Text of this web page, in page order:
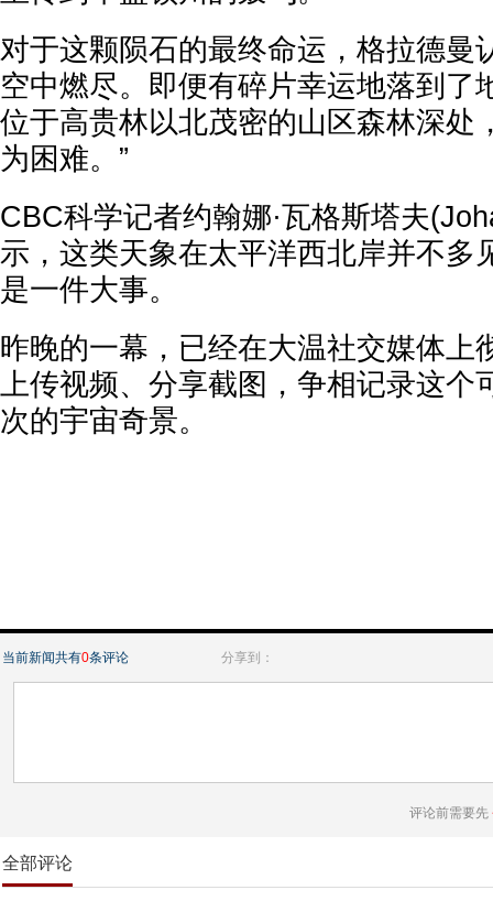
对于这颗陨石的最终命运，格拉德曼
空中燃尽。即便有碎片幸运地落到了
位于高贵林以北茂密的山区森林深处
为困难。”
CBC科学记者约翰娜·瓦格斯塔夫
示，这类天象在太平洋西北岸并不多
是一件大事。
昨晚的一幕，已经在大温社交媒体
上传视频、分享截图，争相记录这个
次的宇宙奇景。
当前新闻共有0条评论 分享到：
评论前需要先
全部评论